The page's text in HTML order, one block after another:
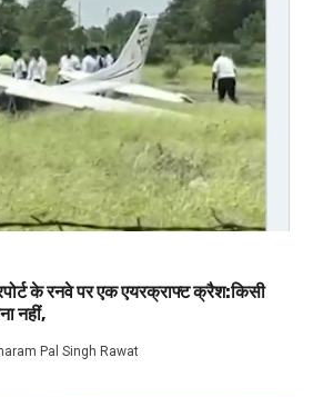
के रनवे पर एक एयरक्राफ्ट क्रैश:किसी
नहीं,
Pal Singh Rawat